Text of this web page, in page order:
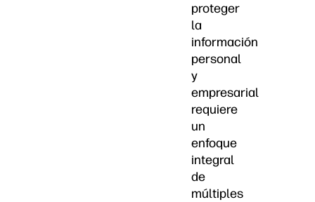
proteger
la
información
personal
y
empresarial
requiere
un
enfoque
integral
de
múltiples